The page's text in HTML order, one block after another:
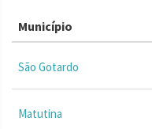
Município
São Gotardo
Matutina